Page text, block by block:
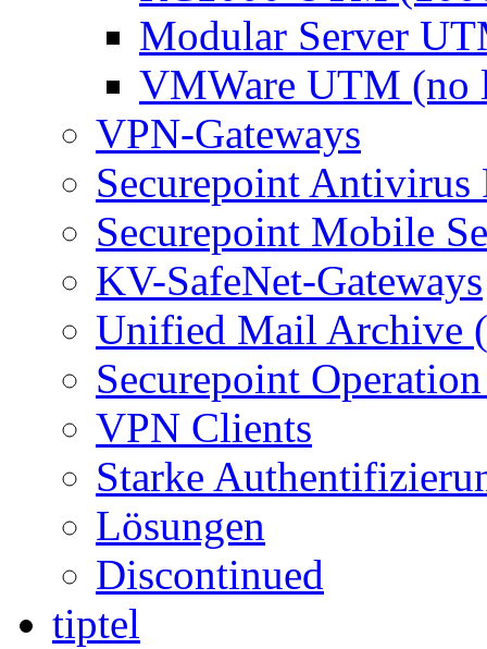
Modular Server
VMWare UTM (no
VPN-Gateways
Securepoint Antivirus
Securepoint Mobile
KV-SafeNet-Gateways
Unified Mail Archive
Securepoint
VPN Clients
Starke
Lösungen
Discontinued
tiptel